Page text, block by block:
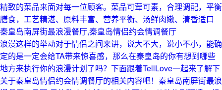
精致的菜品来面对每一位顾客。菜品可荤可素，合理调配，平衡
膳食，工艺精湛、原料丰富、营养平衡、汤鲜肉嫩、清香适口
秦皇岛南屏街最浪漫餐厅,秦皇岛情侣约会情调餐厅
浪漫这样的举动对于情侣之间来讲，说大不大，说小不小，能确
定的是一定会给TA带来惊喜感，那么在秦皇岛的你有想到哪些
地方来执行你的浪漫计划了吗？下面跟着TellLove一起来了解下
关于秦皇岛情侣约会情调餐厅的相关内容吧！秦皇岛南屏街最浪